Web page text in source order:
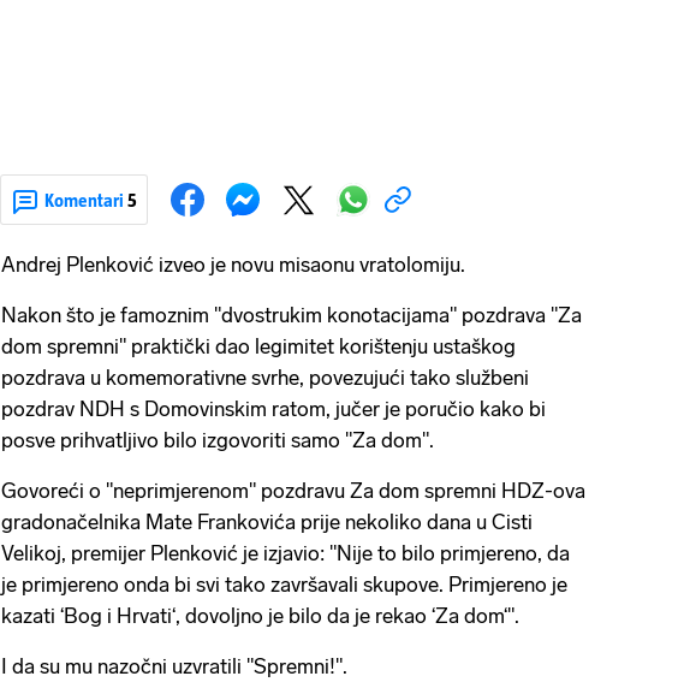
Komentari 5
Andrej Plenković izveo je novu misaonu vratolomiju.
Nakon što je famoznim "dvostrukim konotacijama" pozdrava "Za
dom spremni" praktički dao legimitet korištenju ustaškog
pozdrava u komemorativne svrhe, povezujući tako službeni
pozdrav NDH s Domovinskim ratom, jučer je poručio kako bi
posve prihvatljivo bilo izgovoriti samo "Za dom".
Govoreći o "neprimjerenom" pozdravu Za dom spremni HDZ-ova
gradonačelnika Mate Frankovića prije nekoliko dana u Cisti
Velikoj, premijer Plenković je izjavio: "Nije to bilo primjereno, da
je primjereno onda bi svi tako završavali skupove. Primjereno je
kazati ‘Bog i Hrvati‘, dovoljno je bilo da je rekao ‘Za dom‘".
I da su mu nazočni uzvratili "Spremni!".